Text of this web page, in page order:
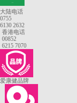
大陆电话
0755
6130 2632
香港电话
00852
6215 7070
爱康健品牌